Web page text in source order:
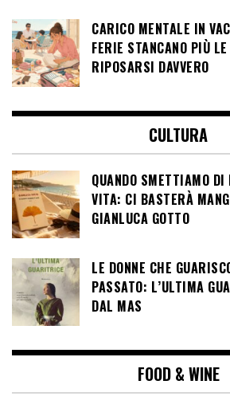
CARICO MENTALE IN
FERIE STANCANO PIÙ
RIPOSARSI DAVVERO
CULTURA
QUANDO SMETTIAMO
VITA: CI BASTERÀ
GIANLUCA GOTTO
LE DONNE CHE
PASSATO: L’ULTIMA
DAL MAS
FOOD & WINE